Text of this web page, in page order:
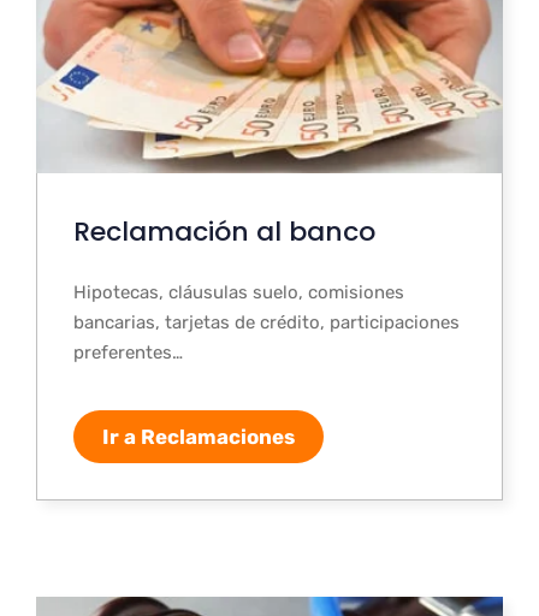
Reclamación al banco
Hipotecas, cláusulas suelo, comisiones
bancarias, tarjetas de crédito, participaciones
preferentes…
Ir a Reclamaciones